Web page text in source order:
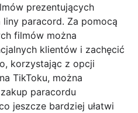
prezentujących
paracord. Za pomocą
filmów można
klientów i zachęcić
korzystając z opcji
TikToku, można
paracordu
jeszcze bardziej ułatwi